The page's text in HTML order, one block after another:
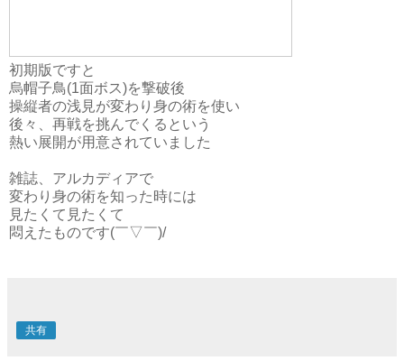
初期版ですと
烏帽子鳥(1面ボス)を撃破後
操縦者の浅見が変わり身の術を使い
後々、再戦を挑んでくるという
熱い展開が用意されていました
雑誌、アルカディアで
変わり身の術を知った時には
見たくて見たくて
悶えたものです(￣▽￣)/
共有